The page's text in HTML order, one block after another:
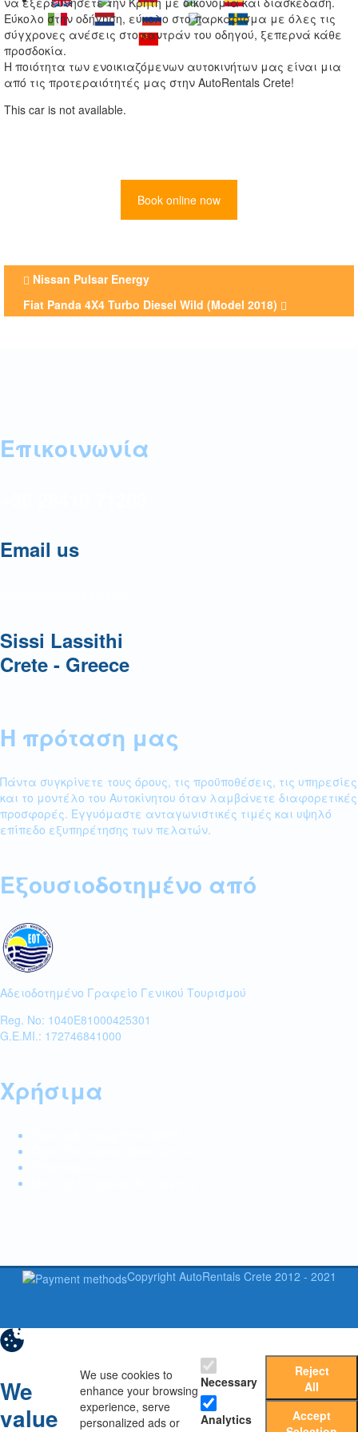
Εύκολο στην οδήγηση, εύκολο στο παρκάρισμα με όλες τις
σύγχρονες ανέσεις στο καντράν του οδηγού, ξεπερνά κάθε
προσδοκία.
Η ποιότητα των ενοικιαζόμενων αυτοκινήτων μας είναι μια
από τις προτεραιότητές μας στην AutoRentals Crete!
This car is not available.
Book online now
Other
Cars
Nissan Pulsar Energy
Fiat Panda 4X4 Turbo Diesel Wild (Model 2018)
Επικοινωνία
Email us
Sissi Lassithi
Crete - Greece
Η πρόταση μας
Πάντα συγκρίνετε τους όρους, τις προϋποθέσεις, τις υπηρεσίες
και το μοντέλο του Αυτοκίνητου όταν λαμβάνετε διαφορετικές
προσφορές. Εγγυόμαστε ανταγωνιστικές τιμές και υψηλό
επίπεδο εξυπηρέτησης των πελατών.
Εξουσιοδοτημένο από
Αδειοδοτημένο Γραφείο Γενικού Τουρισμού
Reg. No: 1040E81000425301
G.E.MI.: 172746841000
Χρήσιμα
Copyright AutoRentals Crete 2012 - 2021
We
value
We use cookies to
enhance your browsing
experience, serve
personalized ads or
Necessary
Analytics
Reject
All
Accept